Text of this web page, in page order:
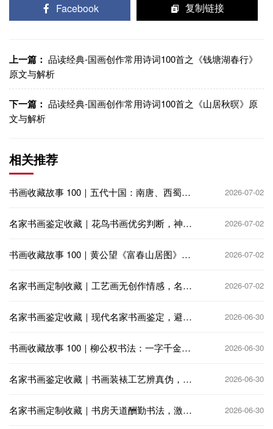
Facebook 复制链接
上一篇： 品读经典-国画创作常用诗词100首之《钱塘湖春行》
原文与解析
下一篇： 品读经典-国画创作常用诗词100首之《山居秋暝》原
文与解析
相关推荐
书画收藏故事 100｜五代十国：南唐、西蜀偏
2026-07-02
名家书画鉴定收藏｜花鸟书画优劣判断，神韵
2026-07-02
书画收藏故事 100｜黄公望《富春山居图》：
2026-07-02
名家书画定制收藏｜工艺画无创作情感，名家
2026-07-02
名家书画鉴定收藏｜现代名家书画鉴定，避免
2026-06-30
书画收藏故事 100｜柳公权书法：一字千金，
2026-06-30
名家书画鉴定收藏｜书画装裱工艺辨真伪，老
2026-06-30
名家书画定制收藏｜书房天道酬勤书法，激励
2026-06-30